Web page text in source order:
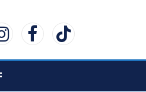
InstagramFacebookTikTok